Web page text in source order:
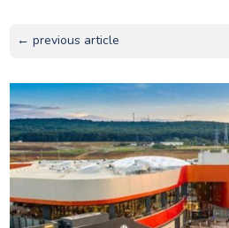
← previous article